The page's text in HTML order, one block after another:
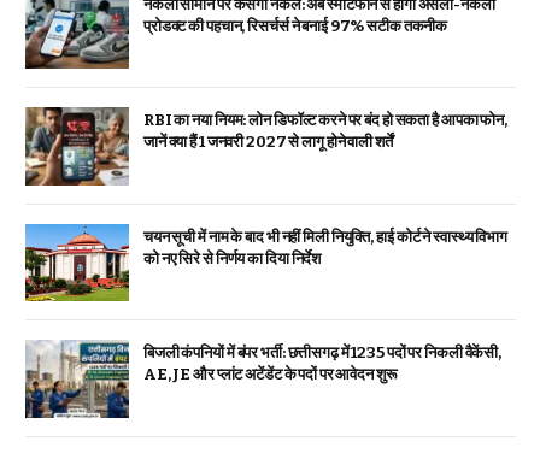
नकली सामान पर कसेगी नकेल: अब स्मार्टफोन से होगी असली-नकली
प्रोडक्ट की पहचान, रिसर्चर्स ने बनाई 97% सटीक तकनीक
RBI का नया नियम: लोन डिफॉल्ट करने पर बंद हो सकता है आपका फोन,
जानें क्या हैं 1 जनवरी 2027 से लागू होने वाली शर्तें
चयन सूची में नाम के बाद भी नहीं मिली नियुक्ति, हाई कोर्ट ने स्वास्थ्य विभाग
को नए सिरे से निर्णय का दिया निर्देश
बिजली कंपनियों में बंपर भर्ती: छत्तीसगढ़ में 1235 पदों पर निकली वैकेंसी,
AE, JE और प्लांट अटेंडेंट के पदों पर आवेदन शुरू